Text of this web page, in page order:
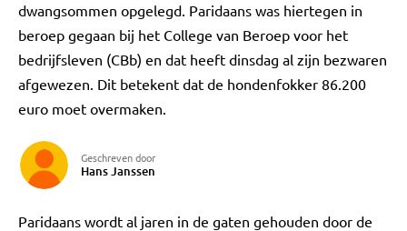
dwangsommen opgelegd. Paridaans was hiertegen in
beroep gegaan bij het College van Beroep voor het
bedrijfsleven (CBb) en dat heeft dinsdag al zijn bezwaren
afgewezen. Dit betekent dat de hondenfokker 86.200
euro moet overmaken.
Geschreven door
Hans Janssen
Paridaans wordt al jaren in de gaten gehouden door de